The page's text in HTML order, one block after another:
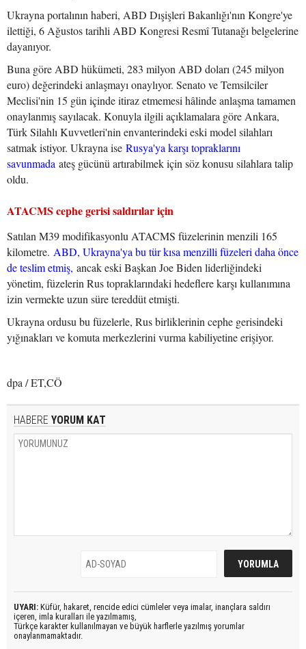
Ukrayna portalının haberi, ABD Dışişleri Bakanlığı'nın Kongre'ye
ilettiği, 6 Ağustos tarihli ABD Kongresi Resmî Tutanağı belgelerine
dayanıyor.
Buna göre ABD hükümeti, 283 milyon ABD doları (245 milyon
euro) değerindeki anlaşmayı onaylıyor. Senato ve Temsilciler
Meclisi'nin 15 gün içinde itiraz etmemesi hâlinde anlaşma tamamen
onaylanmış sayılacak. Konuyla ilgili açıklamalara göre Ankara,
Türk Silahlı Kuvvetleri'nin envanterindeki eski model silahları
satmak istiyor. Ukrayna ise Rusya'ya karşı topraklarını
savunmada ateş gücünü artırabilmek için söz konusu silahlara talip
oldu.
ATACMS cephe gerisi saldırılar için
Satılan M39 modifikasyonlu ATACMS füzelerinin menzili 165
kilometre. ABD, Ukrayna'ya bu tür kısa menzilli füzeleri daha önce
de teslim etmiş, ancak eski Başkan Joe Biden liderliğindeki
yönetim, füzelerin Rus topraklarındaki hedeflere karşı kullanımına
izin vermekte uzun süre tereddüt etmişti.
Ukrayna ordusu bu füzelerle, Rus birliklerinin cephe gerisindeki
yığınakları ve komuta merkezlerini vurma kabiliyetine erişiyor.
dpa / ET,CÖ
HABERE YORUM KAT
UYARI: Küfür, hakaret, rencide edici cümleler veya imalar, inançlara saldırı
içeren, imla kuralları ile yazılmamış,
Türkçe karakter kullanılmayan ve büyük harflerle yazılmış yorumlar
onaylanmamaktadır.